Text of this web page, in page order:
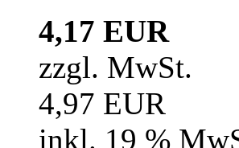
4,17 EUR
zzgl. MwSt.
4,97 EUR
inkl. 19 %